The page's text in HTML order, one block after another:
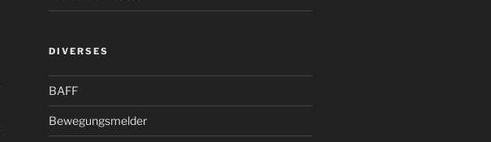
DIVERSES
BAFF
Bewegungsmelder